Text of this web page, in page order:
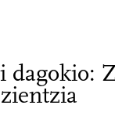
dagokio: